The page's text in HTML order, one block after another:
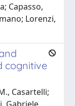
Capasso,
Lorenzi,
cognitive
Casartelli;